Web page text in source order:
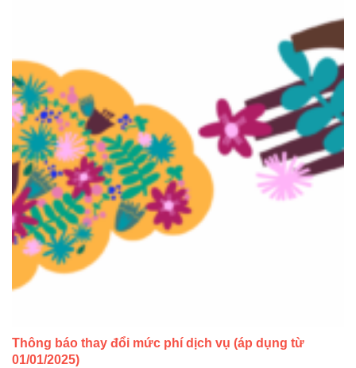
Thông báo thay đổi mức phí dịch vụ (áp dụng từ
01/01/2025)